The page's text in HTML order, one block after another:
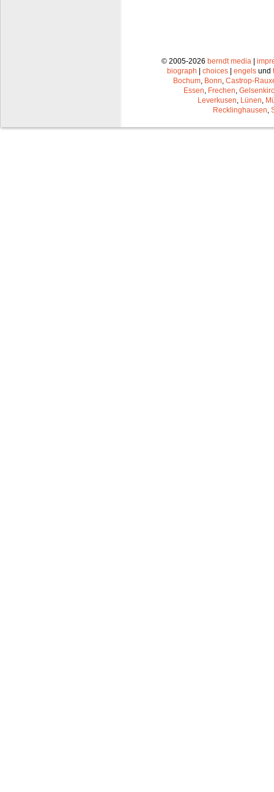
© 2005-2026 berndt media |
biograph | choices | engels und
Bochum Bonn Castrop-
Essen Frechen
Leverkusen Lünen
Recklinghausen